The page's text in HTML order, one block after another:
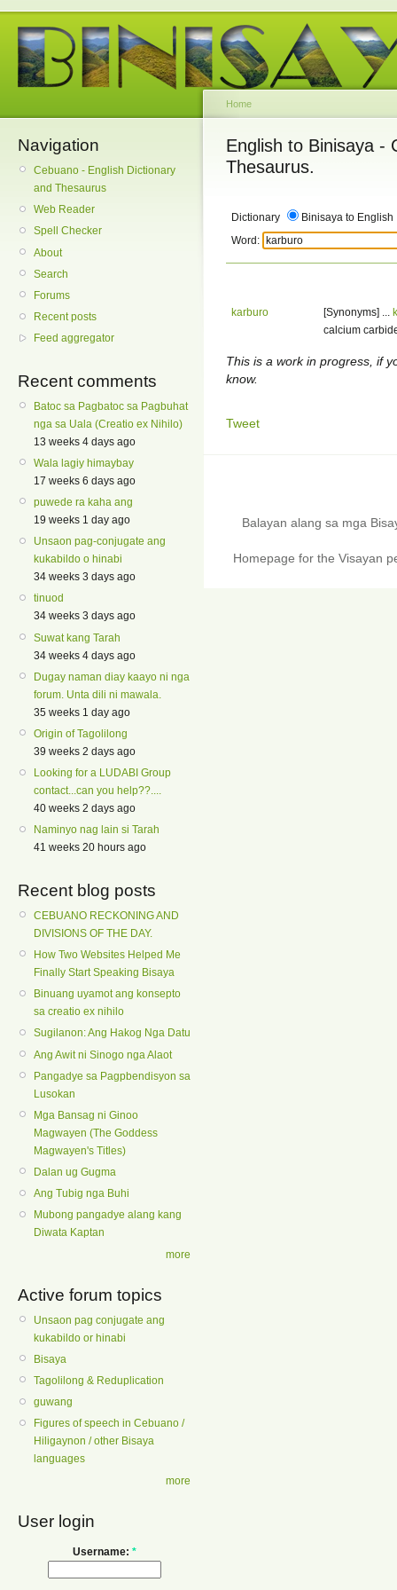
Navigation
Cebuano - English Dictionary
and Thesaurus
Web Reader
Spell Checker
About
Search
Forums
Recent posts
Feed aggregator
Recent comments
Batoc sa Pagbatoc sa Pagbuhat
nga sa Uala (Creatio ex Nihilo)
13 weeks 4 days ago
Wala lagiy himaybay
17 weeks 6 days ago
puwede ra kaha ang
19 weeks 1 day ago
Unsaon pag-conjugate ang
kukabildo o hinabi
34 weeks 3 days ago
tinuod
34 weeks 3 days ago
Suwat kang Tarah
34 weeks 4 days ago
Dugay naman diay kaayo ni nga
forum. Unta dili ni mawala.
35 weeks 1 day ago
Origin of Tagolilong
39 weeks 2 days ago
Looking for a LUDABI Group
contact...can you help??....
40 weeks 2 days ago
Naminyo nag lain si Tarah
41 weeks 20 hours ago
Recent blog posts
CEBUANO RECKONING AND
DIVISIONS OF THE DAY.
How Two Websites Helped Me
Finally Start Speaking Bisaya
Binuang uyamot ang konsepto
sa creatio ex nihilo
Sugilanon: Ang Hakog Nga Datu
Ang Awit ni Sinogo nga Alaot
Pangadye sa Pagpbendisyon sa
Lusokan
Mga Bansag ni Ginoo
Magwayen (The Goddess
Magwayen's Titles)
Dalan ug Gugma
Ang Tubig nga Buhi
Mubong pangadye alang kang
Diwata Kaptan
more
Active forum topics
Unsaon pag conjugate ang
kukabildo or hinabi
Bisaya
Tagolilong & Reduplication
guwang
Figures of speech in Cebuano /
Hiligaynon / other Bisaya
languages
more
User login
Username: *
Home
English to Binisaya -
Thesaurus.
Dictionary
Binisaya to English
Word:
karburo [Synonyms] ...
calcium
This is a work in progress, if
know.
Tweet
Balayan alang sa mga
Homepage for the Visayan